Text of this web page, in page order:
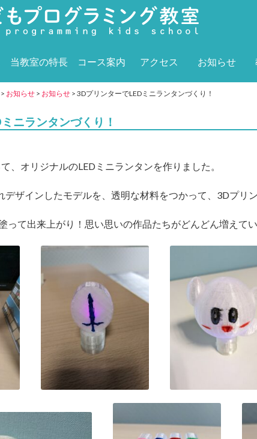
当教室の特長 コース案内 アクセス お知らせ
> お知らせ > お知らせ > 3DプリンターでLEDミニランタンづくり！
ニランタンづくり！
、オリジナルのLEDミニランタンを作りました。
ザインしたモデルを、透明な材料をつかって、3Dプリ
って出来上がり！思い思いの作品たちがどんどん増えてい